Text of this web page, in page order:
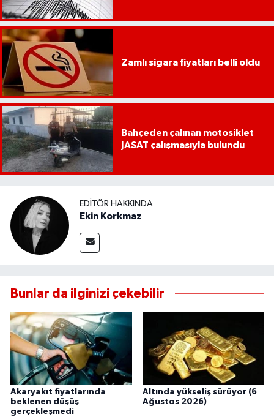
Zamlı sigara fiyatları belli oldu
Bahçeden çalınan motosiklet
JASAT çalışmasıyla bulundu
EDITÖR HAKKINDA
Ekin Korkmaz
Bunlar da ilginizi çekebilir
Akaryakıt fiyatlarında
beklenen düşüş
gerçekleşmedi
Altında yükseliş sürüyor (6
Ağustos 2026)
YURT